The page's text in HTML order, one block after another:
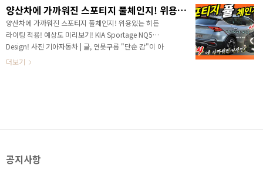
투싼의 경쟁 차량인 스포티지가 형인 쏘렌토가 싼타페를
넘어선 것처럼 스포티지 풀체인지도 투싼과 접점 수준에
서 치열하게 경쟁하게 될 것 같습니다. ▲ SOURCE : 갓
차 / 유튜브 곧 출시된 5세대 스포티지의 출시 일정과 디
자인, 엔진과 예상 가격을 알려드립니다. # 영상으로 보
시면 보다 세부적인 정..
양산차에 가까워진 스포티지 풀체인지! 위용있는 히든라이팅 적용! 예상도 미리보기! KIA Sportage NQ5 Design!
양산차에 가까워진 스포티지 풀체인지! 위용있는 히든
라이팅 적용! 예상도 미리보기! KIA Sportage NQ5
Design! 사진 기아자동차 | 글, 연못구름 "단순 감"이 아
닌 정확한 "수치자료"를 통해서 비교 분석 자료를 제시
수 있는데, 이렇게 된다면 투싼을 잡는 건 시간문제가 아
적인 정보를 얻을 수 있습니다..
더보기
공지사항